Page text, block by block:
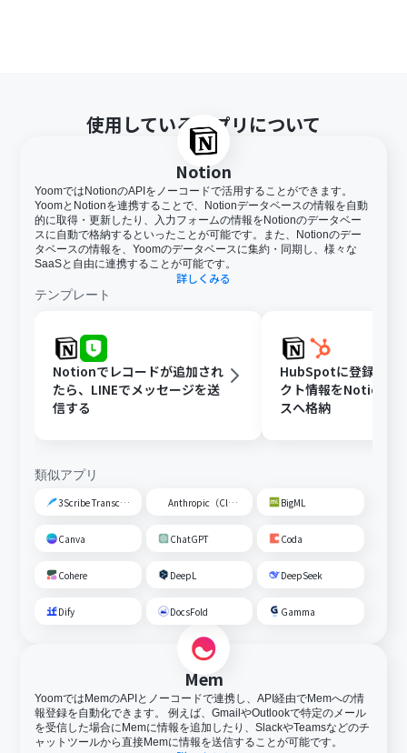
使用しているアプリについて
Notion
YoomではNotionのAPIをノーコードで活用することができます。
YoomとNotionを連携することで、Notionデータベースの情報を自動
的に取得・更新したり、入力フォームの情報をNotionのデータベー
スに自動で格納するといったことが可能です。また、Notionのデー
タベースの情報を、Yoomのデータベースに集約・同期し、様々な
SaaSと自由に連携することが可能です。
詳しくみる
テンプレート
Notionでレコードが追加され
たら、LINEでメッセージを送
信する
HubSpotに登録され
クト情報をNotionデ
スへ格納
類似アプリ
3Scribe Transcription Anthropic（Claude） BigML
Canva ChatGPT Coda
Cohere DeepL DeepSeek
Dify DocsFold Gamma
Mem
YoomではMemのAPIとノーコードで連携し、API経由でMemへの情
報登録を自動化できます。 例えば、GmailやOutlookで特定のメール
を受信した場合にMemに情報を追加したり、SlackやTeamsなどのチ
ャットツールから直接Memに情報を送信することが可能です。